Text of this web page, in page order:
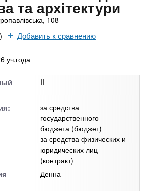
курсы
рубежом
та архітектури
108
Добавить к сравнению
уч.года
II
за средства
государственного
бюджета (бюджет)
за средства физических и
юридических лиц
(контракт)
Денна